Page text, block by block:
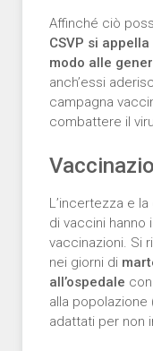
Affinché ciò
CSVP si
modo alle
anch’essi
campagna
combattere il
L’incertezza e
di vaccini hanno
vaccinazioni. Si
nei giorni di
all’ospedale
alla popolazione
adattati per non